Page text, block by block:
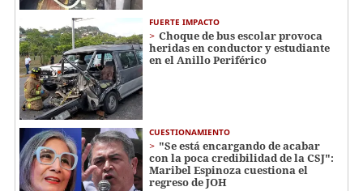
FUERTE IMPACTO
Choque de bus escolar provoca
heridas en conductor y estudiante
en el Anillo Periférico
CUESTIONAMIENTO
"Se está encargando de acabar
con la poca credibilidad de la CSJ":
Maribel Espinoza cuestiona el
regreso de JOH